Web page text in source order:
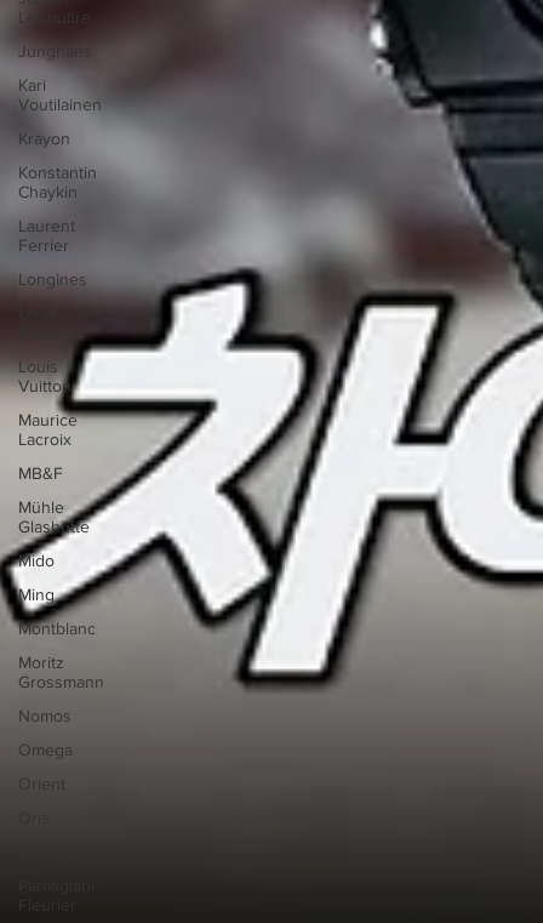
LeCoultre
Junghans
Kari
Voutilainen
Krayon
Konstantin
Chaykin
Laurent
Ferrier
Longines
Louis
Vuitton
Maurice
Lacroix
MB&F
Mühle
Glashütte
Mido
Ming
Montblanc
Moritz
Grossmann
Nomos
Omega
Orient